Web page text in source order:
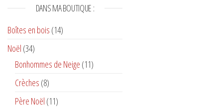
DANS MA BOUTIQUE :
Boîtes en bois (14)
Noël (34)
Bonhommes de Neige (11)
Crèches (8)
Père Noël (11)